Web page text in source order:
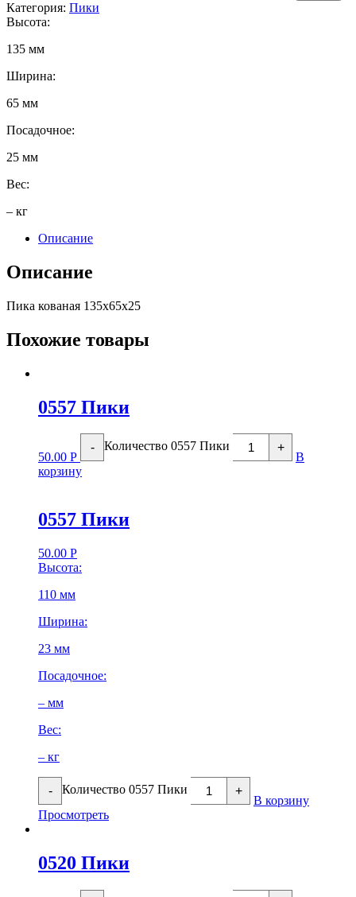
Категория: Пики
Высота:
135 мм
Ширина:
65 мм
Посадочное:
25 мм
Вес:
– кг
Описание
Описание
Пика кованая 135х65х25
Похожие товары
0557 Пики
50.00 Р
- Количество 0557 Пики +
В
корзину
0557 Пики
50.00 Р
Высота:
110 мм
Ширина:
23 мм
Посадочное:
– мм
Вес:
– кг
- Количество 0557 Пики +
В корзину
Просмотреть
0520 Пики